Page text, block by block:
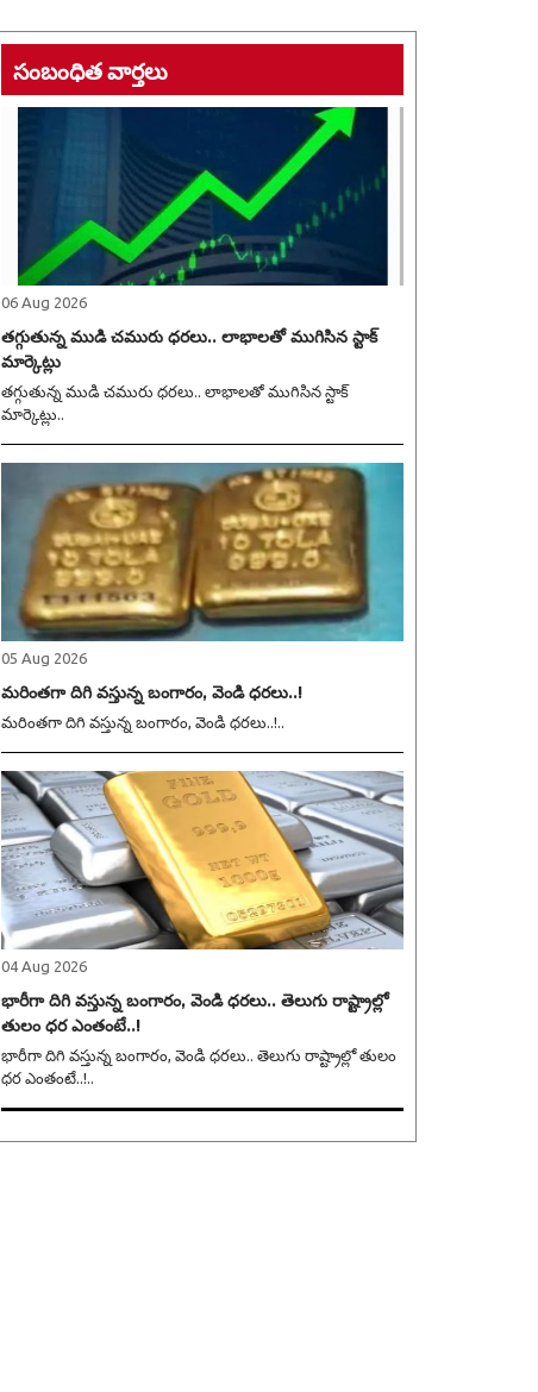
సంబంధిత వార్తలు
06 Aug 2026
తగ్గుతున్న ముడి చమురు ధరలు.. లాభాలతో ముగిసిన స్టాక్
మార్కెట్లు
తగ్గుతున్న ముడి చమురు ధరలు.. లాభాలతో ముగిసిన స్టాక్
మార్కెట్లు..
05 Aug 2026
మరింతగా దిగి వస్తున్న బంగారం, వెండి ధరలు..!
మరింతగా దిగి వస్తున్న బంగారం, వెండి ధరలు..!..
04 Aug 2026
భారీగా దిగి వస్తున్న బంగారం, వెండి ధరలు.. తెలుగు రాష్ట్రాల్లో
తులం ధర ఎంతంటే..!
భారీగా దిగి వస్తున్న బంగారం, వెండి ధరలు.. తెలుగు రాష్ట్రాల్లో తులం
ధర ఎంతంటే..!..